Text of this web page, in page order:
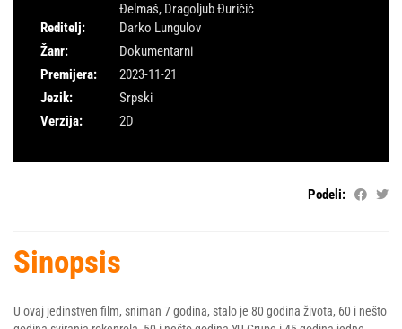
Đelmaš, Dragoljub Đuričić
Reditelj:
Darko Lungulov
Žanr:
Dokumentarni
Premijera:
2023-11-21
Jezik:
Srpski
Verzija:
2D
Podeli:
Sinopsis
U ovaj jedinstven film, sniman 7 godina, stalo je 80 godina života, 60 i nešto